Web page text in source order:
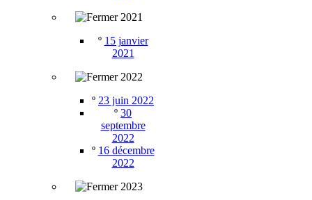
2021
º 15 janvier
2021
2022
º 23 juin 2022
º 30
septembre
2022
º 16 décembre
2022
2023